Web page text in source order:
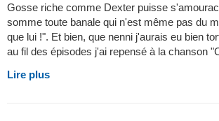
Gosse riche comme Dexter puisse
somme toute banale qui n'est même pas du
que lui !". Et bien, que nenni j'aurais eu bien
au fil des épisodes j'ai repensé à la chanson
Lire plus